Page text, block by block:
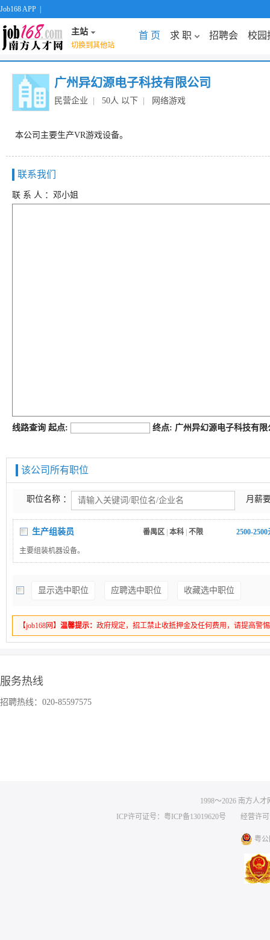
Job168 APP
主站
切换到其他站
首 页 求 职 招聘会 校园
广州异幻源电子科技有限公司
民营企业 50人 以下 网络游戏
本公司主要生产VR游戏设备。
联系我们
联 系 人 ：邓小姐
线路查询 起点: 终点: 广州异幻源电子科技有
该公司所有职位
职位名称 ： 月薪
生产组装员 番禺区 本科 不限 2500-2500
主要组装机器设备。
显示选中职位 应聘选中职位 收藏选中职位
【job168网】 温馨提示： 政府规定，招工禁止收抵押金及任何费用，请提高警
服务热线
招聘热线：020-85597575
1998～2026 南方人才
ICP许可证号：粤ICP备13019620号 经营许可
粤公